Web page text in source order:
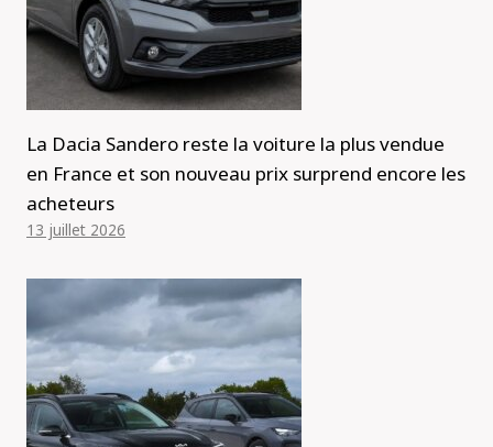
La Dacia Sandero reste la voiture la plus vendue
en France et son nouveau prix surprend encore les
acheteurs
13 juillet 2026